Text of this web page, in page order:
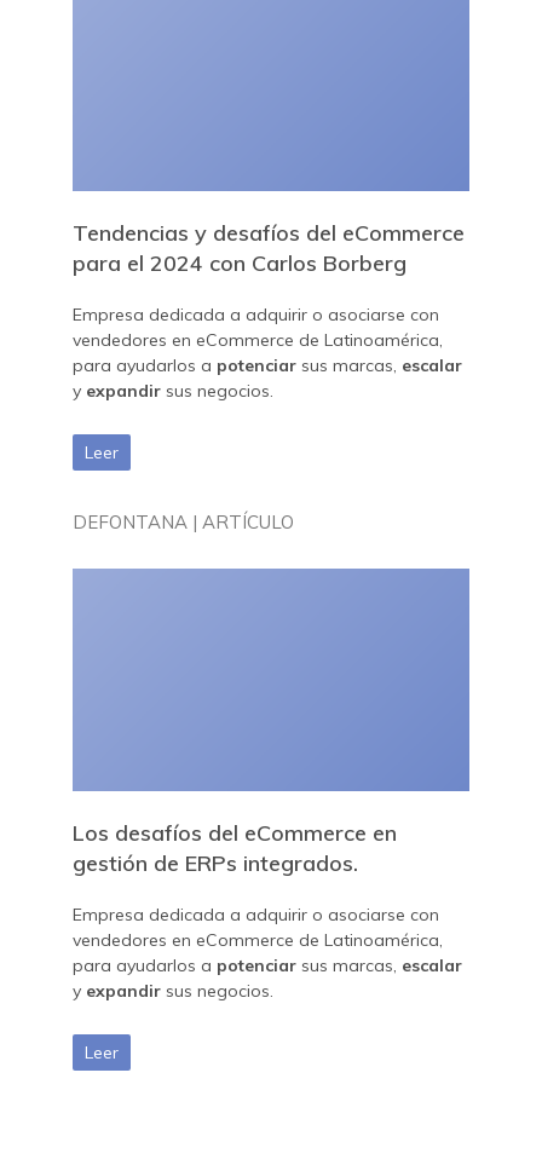
Tendencias y desafíos del eCommerce
para el 2024 con Carlos Borberg
Empresa dedicada a adquirir o asociarse con
vendedores en eCommerce de Latinoamérica,
para ayudarlos a potenciar sus marcas, escalar
y expandir sus negocios.
Leer
DEFONTANA | ARTÍCULO
Los desafíos del eCommerce en
gestión de ERPs integrados.
Empresa dedicada a adquirir o asociarse con
vendedores en eCommerce de Latinoamérica,
para ayudarlos a potenciar sus marcas, escalar
y expandir sus negocios.
Leer